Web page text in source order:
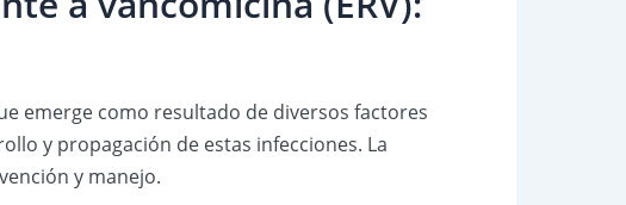
emerge como resultado de diversos factores
y propagación de estas infecciones. La
y manejo.